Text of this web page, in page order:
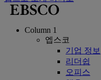
Column 1
엡스코
기업 정보
리더쉽
오피스